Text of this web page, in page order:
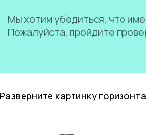
Мы хотим убедиться, что
Пожалуйста, пройдите
Разверните картинку